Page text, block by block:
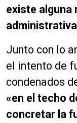
existe alguna
Junto con lo
el intento de
condenados
«en el techo
concretar la